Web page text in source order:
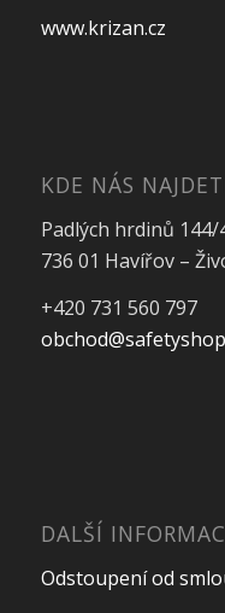
www.krizan.cz
KDE NÁS
Padlých hrdinů 144/
736 01 Havířov –
+420 731 560 797
DALŠÍ
Odstoupení od